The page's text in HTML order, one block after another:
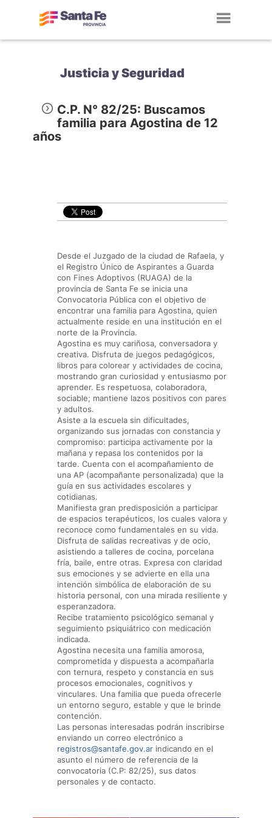
Justicia y Seguridad
C.P. N° 82/25: Buscamos
familia para Agostina de 12
años
Desde el Juzgado de la ciudad de Rafaela, y
el Registro Único de Aspirantes a Guarda
con Fines Adoptivos (RUAGA) de la
provincia de Santa Fe se inicia una
Convocatoria Pública con el objetivo de
encontrar una familia para Agostina, quien
actualmente reside en una institución en el
norte de la Provincia.
Agostina es muy cariñosa, conversadora y
creativa. Disfruta de juegos pedagógicos,
libros para colorear y actividades de cocina,
mostrando gran curiosidad y entusiasmo por
aprender. Es respetuosa, colaboradora,
sociable; mantiene lazos positivos con pares
y adultos.
Asiste a la escuela sin dificultades,
organizando sus jornadas con constancia y
compromiso: participa activamente por la
mañana y repasa los contenidos por la
tarde. Cuenta con el acompañamiento de
una AP (acompañante personalizada) que la
guía en sus actividades escolares y
cotidianas.
Manifiesta gran predisposición a participar
de espacios terapéuticos, los cuales valora y
reconoce como fundamentales en su vida.
Disfruta de salidas recreativas y de ocio,
asistiendo a talleres de cocina, porcelana
fría, baile, entre otras. Expresa con claridad
sus emociones y se advierte en ella una
intención simbólica de elaboración de su
historia personal, con una mirada resiliente y
esperanzadora.
Recibe tratamiento psicológico semanal y
seguimiento psiquiátrico con medicación
indicada.
Agostina necesita una familia amorosa,
comprometida y dispuesta a acompañarla
con ternura, respeto y constancia en sus
procesos emocionales, cognitivos y
vinculares. Una familia que pueda ofrecerle
un entorno seguro, estable y que le brinde
contención.
Las personas interesadas podrán inscribirse
enviando un correo electrónico a
registros@santafe.gov.ar indicando en el
asunto el número de referencia de la
convocatoria (C.P: 82/25), sus datos
personales y de contacto.